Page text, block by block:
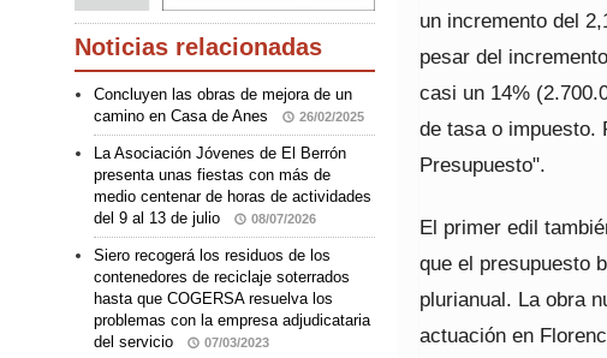
un incremento del
pesar del
casi un 14%
de tasa o impuesto.
Presupuesto".
El primer edil
que el presupuesto
plurianual. La obra
actuación en
Noticias relacionadas
Concluyen las obras de mejora de un
camino en Casa de Anes
26/02/2025
La Asociación Jóvenes de El Berrón
presenta unas fiestas con más de
medio centenar de horas de actividades
del 9 al 13 de julio
08/07/2026
Siero recogerá los residuos de los
contenedores de reciclaje soterrados
hasta que COGERSA resuelva los
problemas con la empresa adjudicataria
del servicio
07/03/2023